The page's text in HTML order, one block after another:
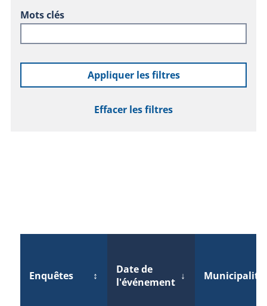
Mots clés
Appliquer les filtres
Effacer les filtres
Enquêtes ↕
Date de
l'événement ↓ Municipalité